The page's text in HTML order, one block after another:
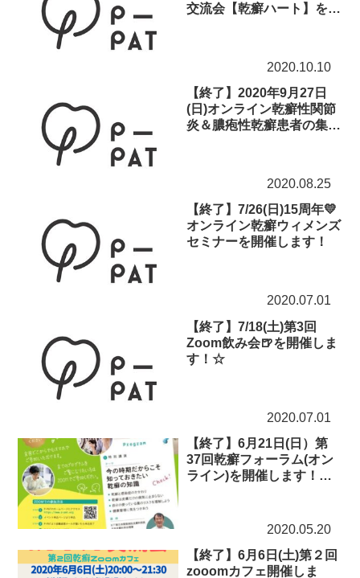
交流会【乾癬ハート】を開
2020.10.10
【終了】2020年9月27日
(日)オンライン乾癬性関節
炎＆膿疱性乾癬患者の集い
2020.08.25
【終了】7/26(日)15周年💛
オンライン乾癬ウィメンズ
セミナーを開催します！
2020.07.01
【終了】7/18(土)第3回
Zoom飲み会🍺を開催しま
す！☆
2020.07.01
【終了】6月21日(日）第
37回乾癬フォーラム(オン
ライン)を開催します！
2020.05.20
【終了】6月6日(土)第２回
zooomカフェ開催しま